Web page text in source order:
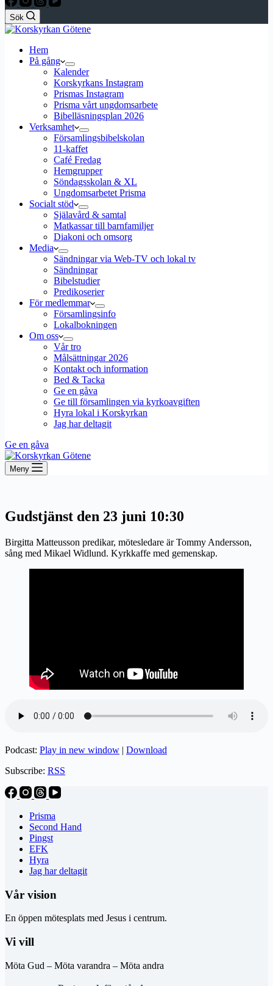
Sök
Hem
På gång
Kalender
Korskyrkans Instagram
Prismas Instagram
Prisma vårt ungdomsarbete
Bibelläsningsplan 2026
Verksamhet
Församlingsbibelskolan
11-kaffet
Café Fredag
Hemgrupper
Söndagsskolan & XL
Ungdomsarbetet Prisma
Socialt stöd
Själavård & samtal
Matkassar till barnfamiljer
Diakoni och omsorg
Media
Sändningar via Web-TV och lokal tv
Sändningar
Bibelstudier
Predikoserier
För medlemmar
Församlingsinfo
Lokalbokningen
Om oss
Vår tro
Målsättningar 2026
Kontakt och information
Bed & Tacka
Ge en gåva
Ge till församlingen via kyrkoavgiften
Hyra lokal i Korskyrkan
Jag har deltagit
Ge en gåva
Meny
Gudstjänst den 23 juni 10:30
Birgitta Matteusson predikar, mötesledare är Tommy Andersson,
sång med Mikael Widlund. Kyrkkaffe med gemenskap.
Podcast: Play in new window | Download
Subscribe: RSS
Prisma
Second Hand
Pingst
EFK
Hyra
Jag har deltagit
Vår vision
En öppen mötesplats med Jesus i centrum.
Vi vill
Möta Gud – Möta varandra – Möta andra